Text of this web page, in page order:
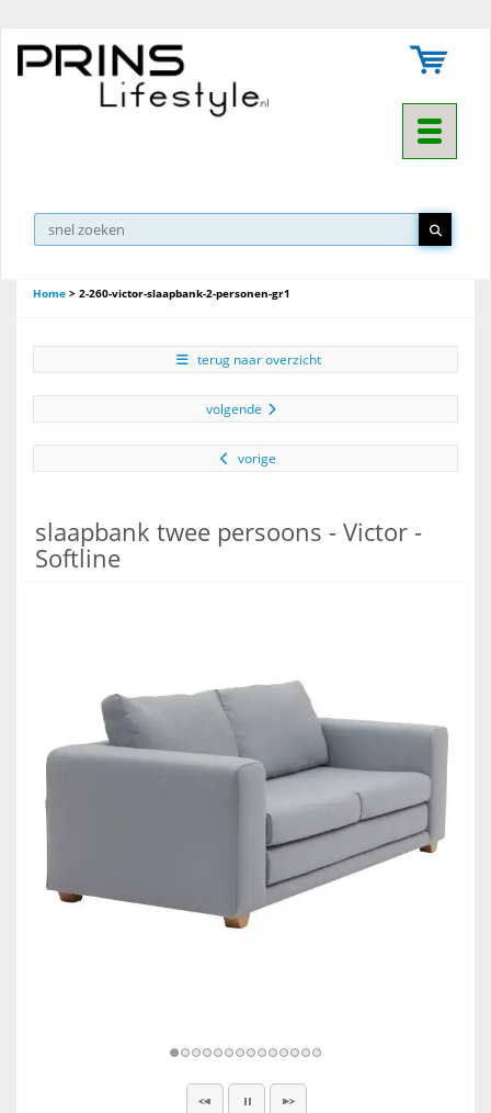
Toggle
Home > 2-260-victor-slaapbank-2-personen-gr1
terug naar overzicht
volgende
vorige
slaapbank twee persoons - Victor -
Softline